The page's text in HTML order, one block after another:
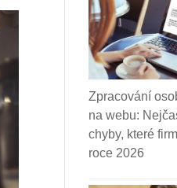
Zpracování
na webu:
chyby, které
roce 2026